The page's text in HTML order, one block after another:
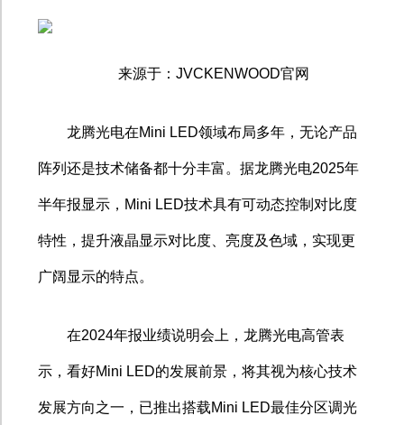
来源于：JVCKENWOOD官网
龙腾光电在Mini LED领域布局多年，无论产品
阵列还是技术储备都十分丰富。据龙腾光电2025年
半年报显示， Mini LED技术具有可动态控制对比度
特性，提升液晶显示对比度、亮度及色域，实现更
广阔显示的特点。
在2024年报业绩说明会上，龙腾光电高管表
示，看好Mini LED的发展前景，将其视为核心技术
发展方向之一，已推出搭载Mini LED最佳分区调光